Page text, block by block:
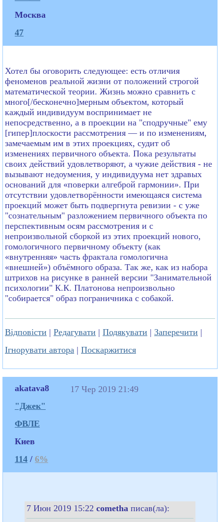
Москва
47
Хотел бы оговорить следующее: есть отличия
феноменов реальной жизни от положений строгой
математической теории. Жизнь можно сравнить с
много[/бесконечно]мерным объектом, который
каждый индивидуум воспринимает не
непосредственно, а в проекции на "сподручные" ему
[гипер]плоскости рассмотрения — и по изменениям,
замечаемым им в этих проекциях, судит об
изменениях первичного объекта. Пока результаты
своих действий удовлетворяют, а чужие действия - не
вызывают недоумения, у индивидуума нет здравых
оснований для «поверки алгеброй гармонии». При
отсутствии удовлетворённости имеющаяся система
проекций может быть подвергнута ревизии - с уже
"сознательным" разложением первичного объекта по
перспективным осям рассмотрения и с
непроизвольной сборкой из этих проекций нового,
гомологичного первичному объекту (как
«внутренняя» часть фрактала гомологична
«внешней») объёмного образа. Так же, как из набора
штрихов на рисунке в ранней версии "Занимательной
психологии" К.К. Платонова непроизвольно
"собирается" образ пограничника с собакой.
Відповісти | Редагувати | Подякувати | Заперечити |
Ігнорувати автора | Поскаржитися
akatava8
"Джек"
ФВЛЕ
Киев
114 / 6%
17 Чер 2019 21:49
7 Июн 2019 15:22 cometha писав(ла):